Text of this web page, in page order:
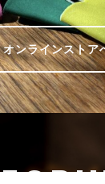
オンラインストア